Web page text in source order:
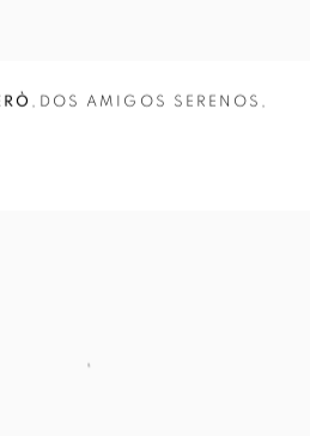
, DOS AMIGOS SERENOS ,